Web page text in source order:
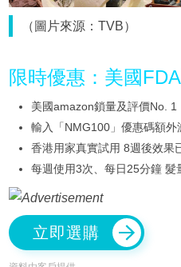
（圖片來源：TVB）
限時優惠：美國
美國amazon鎖量及評價No. 1
輸入「NMG100」優惠碼額外
香港用家真實試用 8週後效果
每週使用3次、每日25分鐘 髮
立即選購